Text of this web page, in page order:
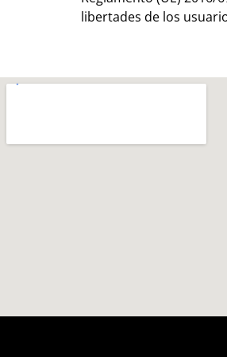
libertades de los